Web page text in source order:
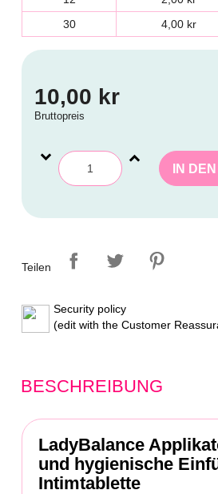
30
4,00 kr
10,00 kr
Bruttopreis
IN
Teilen
Security policy
(edit with the Customer
BESCHREIBUNG
LadyBalance
und hygienische
Intimtablette